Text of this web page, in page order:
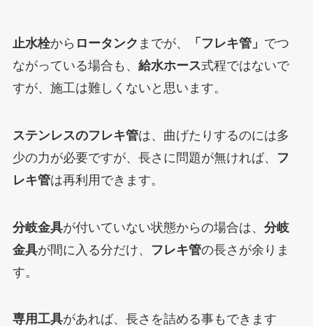
止水栓から ロータンク までが、 「フレキ管」 でつ
ながっている場合も、 給水ホース式程ではないで
すが、施工は難しくないと思います。
ステンレスのフレキ管は、曲げたりするのには多
少の力が必要ですが、長さに問題が無ければ、
フ
レキ管は再利用できます。
分岐金具が付いていない状態からの場合は、 分岐
金具が間に入る分だけ、 フレキ管の長さが余りま
す。
専用工具があれば、長さを詰める事もできます